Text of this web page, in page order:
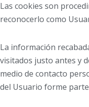
Las cookies son
reconocerlo como
La información
visitados justo antes y
medio de contacto
del Usuario forme